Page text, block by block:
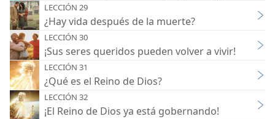
LECCIÓN 29
¿Hay vida después de la muerte?
LECCIÓN 30
¡Sus seres queridos pueden volver a vivir!
LECCIÓN 31
¿Qué es el Reino de Dios?
LECCIÓN 32
¡El Reino de Dios ya está gobernando!